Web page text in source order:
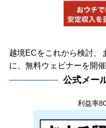
越境ECをこれから検討、
に、無料ウェビナーを開催
公式メー
利益率